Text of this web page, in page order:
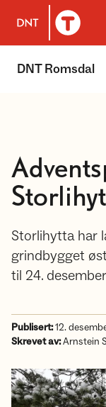
Til DNT.no forside
DNT Romsdal
Storlihytta har
grindbygget
til 24.
Publisert:12.
Skrevet av:Arnstein